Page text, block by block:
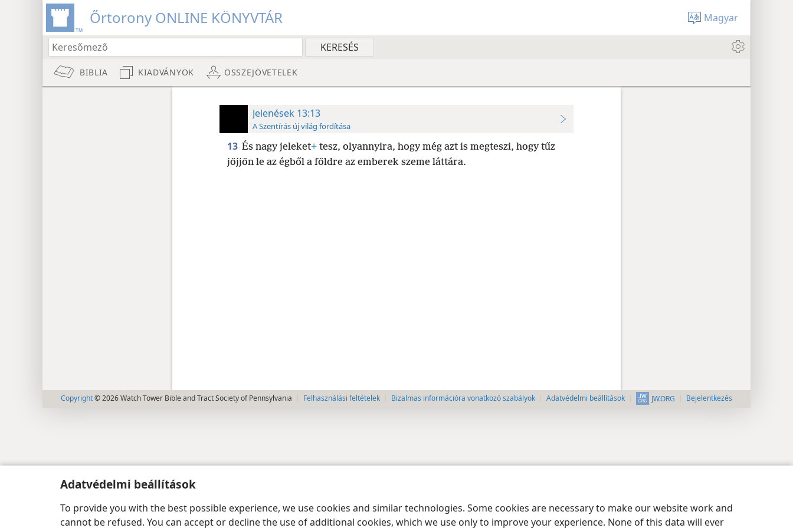
Adatvédelmi beállítások
To provide you with the best possible experience, we use cookies and similar technologies. Some cookies are necessary to make our website work and
cannot be refused. You can accept or decline the use of additional cookies, which we use only to improve your experience. None of this data will ever
Őrtorony ONLINE KÖNYVTÁR Magyar
BIBLIA KIADVÁNYOK ÖSSZEJÖVETELEK
Jelenések 13:13
A Szentírás új világ fordítása
13 És nagy jeleket+tesz, olyannyira, hogy még azt is megteszi, hogy tűz
jöjjön le az égből a földre az emberek szeme láttára.
Copyright© 2026 Watch Tower Bible and Tract Society of Pennsylvania Felhasználási feltételek Bizalmas információra vonatkozó szabályok Adatvédelmi beállítások JW.ORG Bejelentkezés